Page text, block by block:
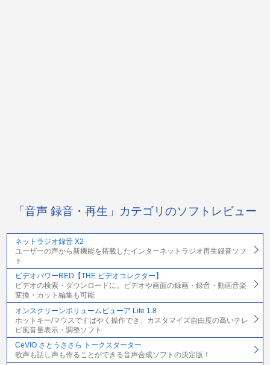
「音声 録音・再生」カテゴリのソフトレビュー
ネットラジオ録音 X2
ユーザーの声から新機能を搭載したインターネットラジオ再生録音ソフ
ト
ビデオパワーRED【THE ビデオコレクター】
ビデオの検索・ダウンロードに。ビデオや画面の録画・録音・動画音楽
変換・カット編集も可能
オンスクリーンボリュームビューア Lite 1.8
ホットキー/マウスですばやく操作でき、カスタマイズ自由度の高いテレ
ビ風音量表示・調整ソフト
CeVIO さとうささら トークスターター
歌声も話し声も作ることができる音声合成ソフトの決定版！